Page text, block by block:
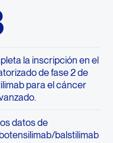
la inscripción en el
de fase 2 de
para el cáncer
datos de
balstilimab